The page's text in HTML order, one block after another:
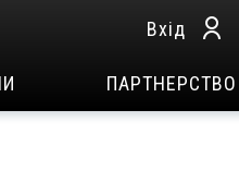
Вхід
ПАРТНЕРСТВО